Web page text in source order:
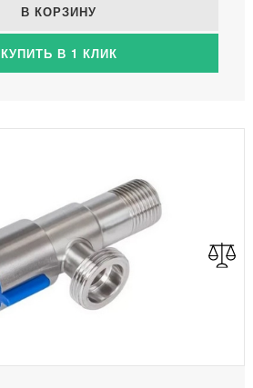
В КОРЗИНУ
КУПИТЬ В 1 КЛИК